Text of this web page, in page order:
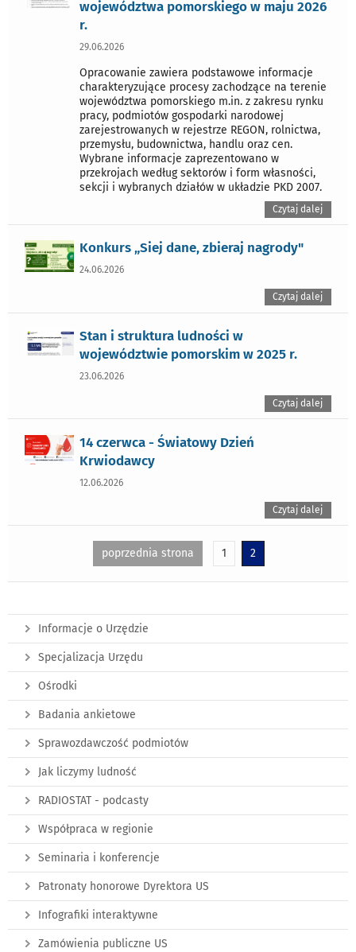
województwa pomorskiego w maju 2026
r.
29.06.2026
Opracowanie zawiera podstawowe informacje
charakteryzujące procesy zachodzące na terenie
województwa pomorskiego m.in. z zakresu rynku
pracy, podmiotów gospodarki narodowej
zarejestrowanych w rejestrze REGON, rolnictwa,
przemysłu, budownictwa, handlu oraz cen.
Wybrane informacje zaprezentowano w
przekrojach według sektorów i form własności,
sekcji i wybranych działów w układzie PKD 2007.
Czytaj dalej
Konkurs „Siej dane, zbieraj nagrody"
24.06.2026
Czytaj dalej
Stan i struktura ludności w
województwie pomorskim w 2025 r.
23.06.2026
Czytaj dalej
14 czerwca - Światowy Dzień
Krwiodawcy
12.06.2026
Czytaj dalej
poprzednia strona 1 2
Informacje o Urzędzie
Specjalizacja Urzędu
Ośrodki
Badania ankietowe
Sprawozdawczość podmiotów
Jak liczymy ludność
RADIOSTAT - podcasty
Współpraca w regionie
Seminaria i konferencje
Patronaty honorowe Dyrektora US
Infografiki interaktywne
Zamówienia publiczne US